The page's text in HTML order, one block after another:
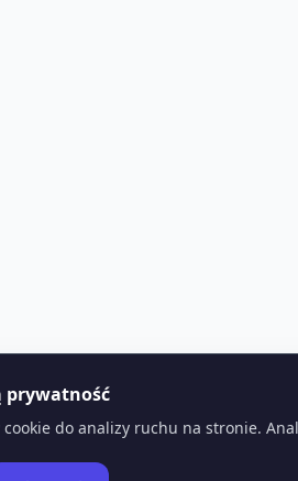
prywatność
do analizy ruchu na stronie.